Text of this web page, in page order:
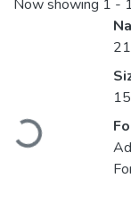
Now showing 1 -
Loading...